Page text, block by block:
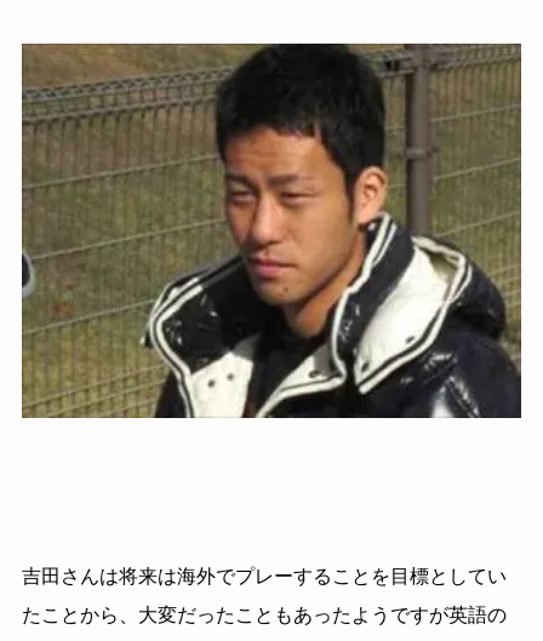
吉田さんは将来は海外でプレーすることを目標としてい
たことから、大変だったこともあったようですが英語の